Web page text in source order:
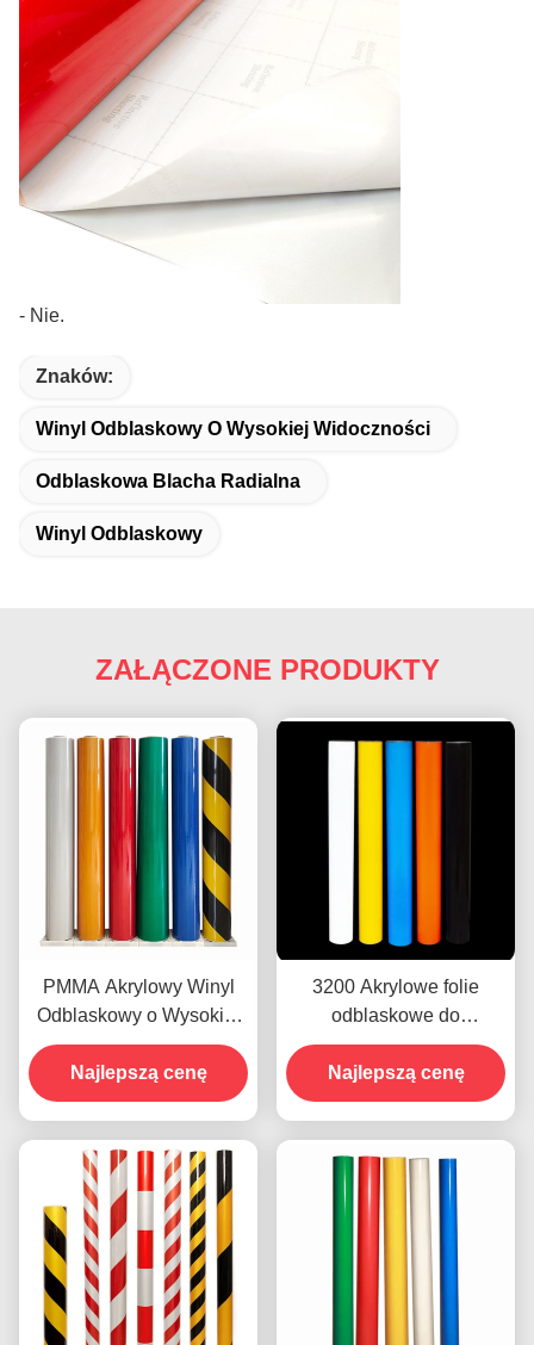
- Nie.
Znaków:
Winyl Odblaskowy O Wysokiej Widoczności
Odblaskowa Blacha Radialna
Winyl Odblaskowy
ZAŁĄCZONE PRODUKTY
PMMA Akrylowy Winyl
Odblaskowy o Wysokiej
Intensywności Do
Znaków Ulicznych
Wysoka Jasność
Najlepszą cenę
3200 Akrylowe folie
odblaskowe do
sprzedaży winylowej na
zamówienie
Najlepszą cenę